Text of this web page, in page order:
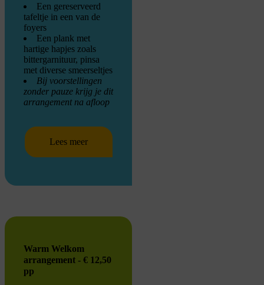
Een gereserveerd
tafeltje in een van de
foyers
Een plank met
hartige hapjes zoals
bittergarnituur, pinsa
met diverse smeerseltjes
Bij voorstellingen
zonder pauze krijg je dit
arrangement na afloop
Lees meer
Warm Welkom
arrangement - € 12,50
pp